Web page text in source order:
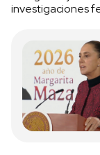
investigaciones